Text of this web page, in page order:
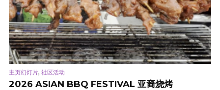
主页幻灯片, 社区活动
2026 ASIAN BBQ FESTIVAL 亚裔烧烤